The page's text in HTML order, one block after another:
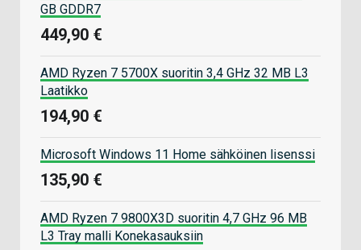
GB GDDR7
449,90 €
AMD Ryzen 7 5700X suoritin 3,4 GHz 32 MB L3
Laatikko
194,90 €
Microsoft Windows 11 Home sähköinen lisenssi
135,90 €
AMD Ryzen 7 9800X3D suoritin 4,7 GHz 96 MB
L3 Tray malli Konekasauksiin